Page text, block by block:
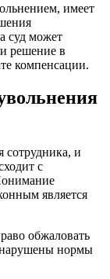
имеет
суд может
решение в
компенсации.
сотрудника, и
с
является
обжаловать
нарушены нормы